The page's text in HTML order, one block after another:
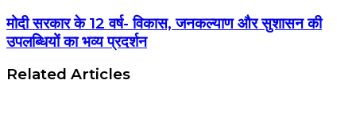
मोदी सरकार के 12 वर्ष- विकास, जनकल्याण और सुशासन की
उपलब्धियों का भव्य प्रदर्शन
Related Articles